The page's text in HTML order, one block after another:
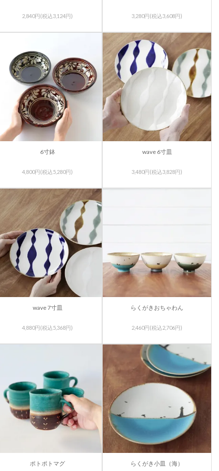
2,840円(税込3,124円) 3,280円(税込3,608円)
6寸鉢
4,800円(税込5,280円)
wave 6寸皿
3,480円(税込3,828円)
wave 7寸皿
4,880円(税込5,368円)
らくがきおちゃわん
2,460円(税込2,706円)
ポトポトマグ らくがき小皿（海）